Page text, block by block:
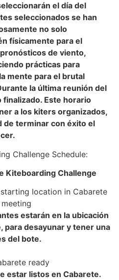
el día del
seleccionados se han
no solo
físicamente para el
de viento,
prácticas para
mente para el brutal
la última reunión del
Este horario
a los kiters organizados,
de terminar con éxito el
Challenge Schedule:
Kiteboarding Challenge
location in Cabarete
estarán en la ubicación
para desayunar y tener una
del bote.
ready
estar listos en Cabarete.